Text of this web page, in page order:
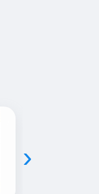
›